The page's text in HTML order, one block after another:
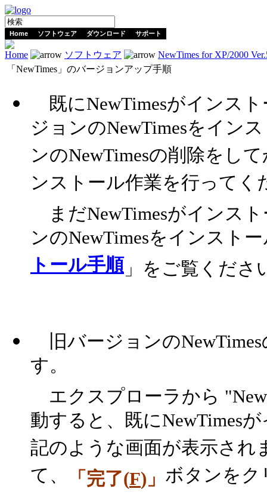
Home ソフトウェア ダウンロード サポート
Home ソフトウェア
NewTimes for XP/2000
「NewTimes」のバージョンアップ手順
既にNewTimesがインス
ジョンのNewTimesをイン
ンのNewTimesの削除をし
ンストール作業を行ってく
まだNewTimesがインス
ンのNewTimesをインスト
トール手順 」をご覧くださ
旧バージョンの
す。
エクスプローラから
動すると、既にNewTimes
記のような画面が表示され
て、
「完了(F)」 ボタンを